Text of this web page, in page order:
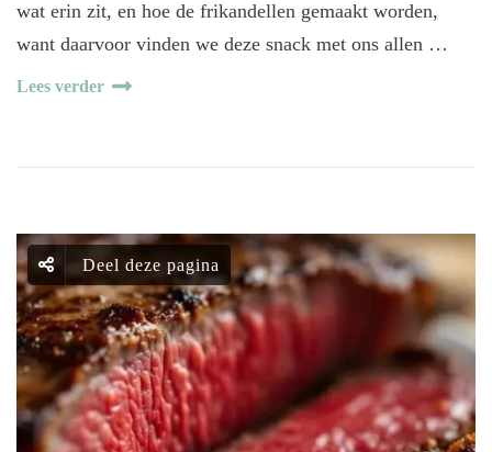
wat erin zit, en hoe de frikandellen gemaakt worden,
want daarvoor vinden we deze snack met ons allen …
Lees verder
Deel deze pagina